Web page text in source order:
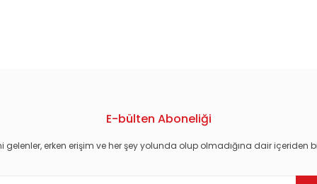
E-bülten Aboneliği
gelenler, erken erişim ve her şey yolunda olup olmadığına dair içeriden